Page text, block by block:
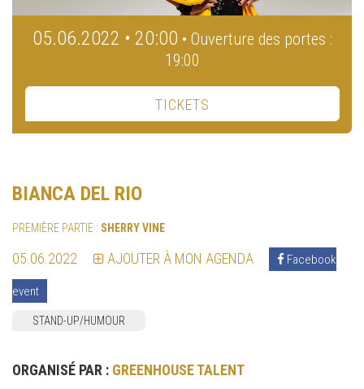
05.06.2022 • 20:00 • Ouverture des portes :
19:00
TICKETS
BIANCA DEL RIO
PREMIÈRE PARTIE : SHERRY VINE
05.06.2022 AJOUTER À MON AGENDA Facebook
event
STAND-UP/HUMOUR
ORGANISÉ PAR : GREENHOUSE TALENT